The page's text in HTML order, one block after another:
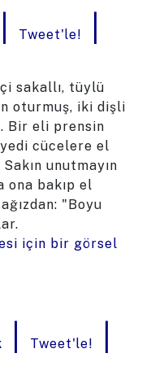
Tweet'le!
sakallı, tüylü
oturmuş, iki dişli
Bir eli prensin
cücelere el
unutmayın
ona bakıp el
"Boyu
için bir görsel
Tweet'le!